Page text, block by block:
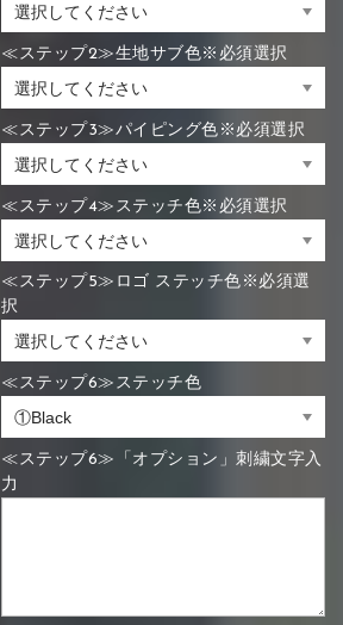
≪ステップ2≫生地サブ色※必須選択
≪ステップ3≫パイピング色※必須選択
≪ステップ4≫ステッチ色※必須選択
≪ステップ5≫ロゴ ステッチ色※必須選
択
≪ステップ6≫ステッチ色
≪ステップ6≫「オプション」刺繍文字入
力